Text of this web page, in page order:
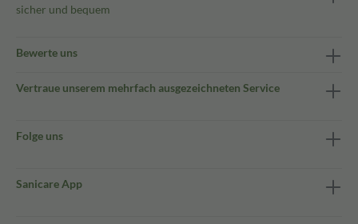
sicher und bequem
Bewerte uns
Vertraue unserem mehrfach ausgezeichneten Service
Folge uns
Sanicare App